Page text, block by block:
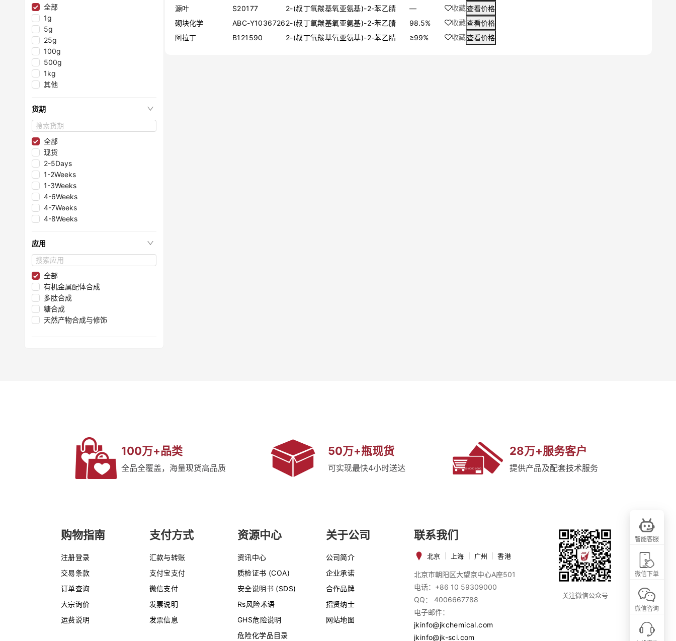
≤98.35%
≤99.75%
≤99.997%
≤99.995%
≤96.1%
≤98.05%
≤99.8%
≤99.2%
≤99.99%
≤98.3%
≤98.8%
≤99.993%
≤95.85%
≤95.5%
≤99.9999%
≤95.4%
≤99.7%
≤99.9995%
≤99.97%
≤97.3%
≤97.7%
≤99.96%
≤95%
≤99.9%
≤99.6%
≤99.4%
≥80%
≥98%
≥87%
≥60%
≥97%
≥94%
全部
1g
5g
25g
100g
500g
1kg
其他
货期
全部
现货
2-5Days
1-2Weeks
1-3Weeks
4-6Weeks
4-7Weeks
4-8Weeks
应用
全部
有机金属配体合成
多肽合成
糖合成
天然产物合成与修饰
源叶
S20177 2-(叔丁氧羰基氧亚氨基)-2-苯乙腈 — 收藏查看价格
砌块化学
ABC-Y10367262-(叔丁氧羰基氧亚氨基)-2-苯乙腈 98.5% 收藏查看价格
阿拉丁
B121590 2-(叔丁氧羰基氧亚氨基)-2-苯乙腈 ≥99% 收藏查看价格
100万+品类
全品全覆盖，海量现货高品质
50万+瓶现货
可实现最快4小时送达
28万+服务客户
提供产品及配套技术服务
购物指南
注册登录
交易条款
订单查询
大宗询价
运费说明
支付方式
汇款与转账
支付宝支付
微信支付
发票说明
发票信息
资源中心
资讯中心
质检证书 (COA)
安全说明书 (SDS)
Rs风险术语
GHS危险说明
危险化学品目录
关于公司
公司简介
企业承诺
合作品牌
招贤纳士
网站地图
联系我们
北京 上海 广州 香港
北京市朝阳区大望京中心A座501
电话：+86 10 59309000
QQ： 4006667788
电子邮件：
jkinfo@jkchemical.com
jkinfo@jk-sci.com
关注微信公众号
智能客服
微信下单
微信咨询